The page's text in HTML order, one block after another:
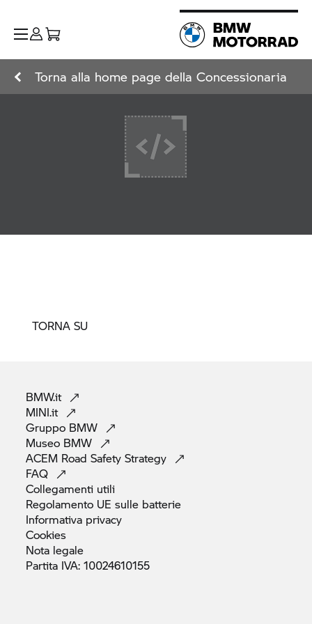
Torna alla home page della Concessionaria
TORNA SU
BMW.it
MINI.it
Gruppo BMW
Museo BMW
ACEM Road SafetyStrategy
FAQ
Collegamenti utili
Regolamento UE sulle batterie
Informativa privacy
Cookies
Nota legale
Partita IVA:10024610155